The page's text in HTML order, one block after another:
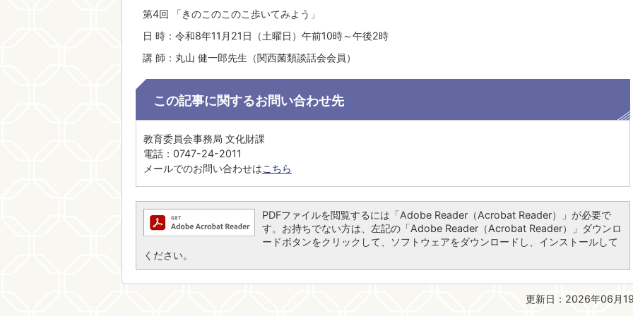
第4回 「きのこのこのこ歩いてみよう」
日 時：令和8年11月21日（土曜日）午前10時～午後2時
講 師：丸山 健一郎先生（関西菌類談話会会員）
この記事に関するお問い合わせ先
教育委員会事務局 文化財課
電話：0747-24-2011
メールでのお問い合わせはこちら
PDFファイルを閲覧するには「Adobe Reader（Acrobat Reader）」が必要で
す。お持ちでない方は、左記の「Adobe Reader（Acrobat Reader）」ダウンロ
ードボタンをクリックして、ソフトウェアをダウンロードし、インストールして
ください。
更新日：2026年06月